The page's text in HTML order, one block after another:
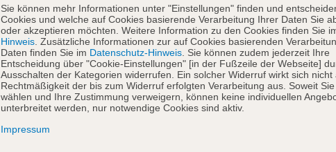
Sie können mehr Informationen unter "Einstellungen" finden und
Cookies und welche auf Cookies basierende Verarbeitung Ihrer Daten Sie
oder akzeptieren möchten. Weitere Information zu den Cookies finden Sie
Hinweis . Zusätzliche Informationen zur auf Cookies basierenden
Daten finden Sie im Datenschutz-Hinweis . Sie können zudem jederzeit Ihre
Entscheidung über "Cookie-Einstellungen" [in der Fußzeile der Webseite]
Ausschalten der Kategorien widerrufen. Ein solcher Widerruf wirkt sich nicht
Rechtmäßigkeit der bis zum Widerruf erfolgten Verarbeitung aus. Soweit Sie
wählen und Ihre Zustimmung verweigern, können keine individuellen
unterbreitet werden, nur notwendige Cookies sind aktiv.
Impressum